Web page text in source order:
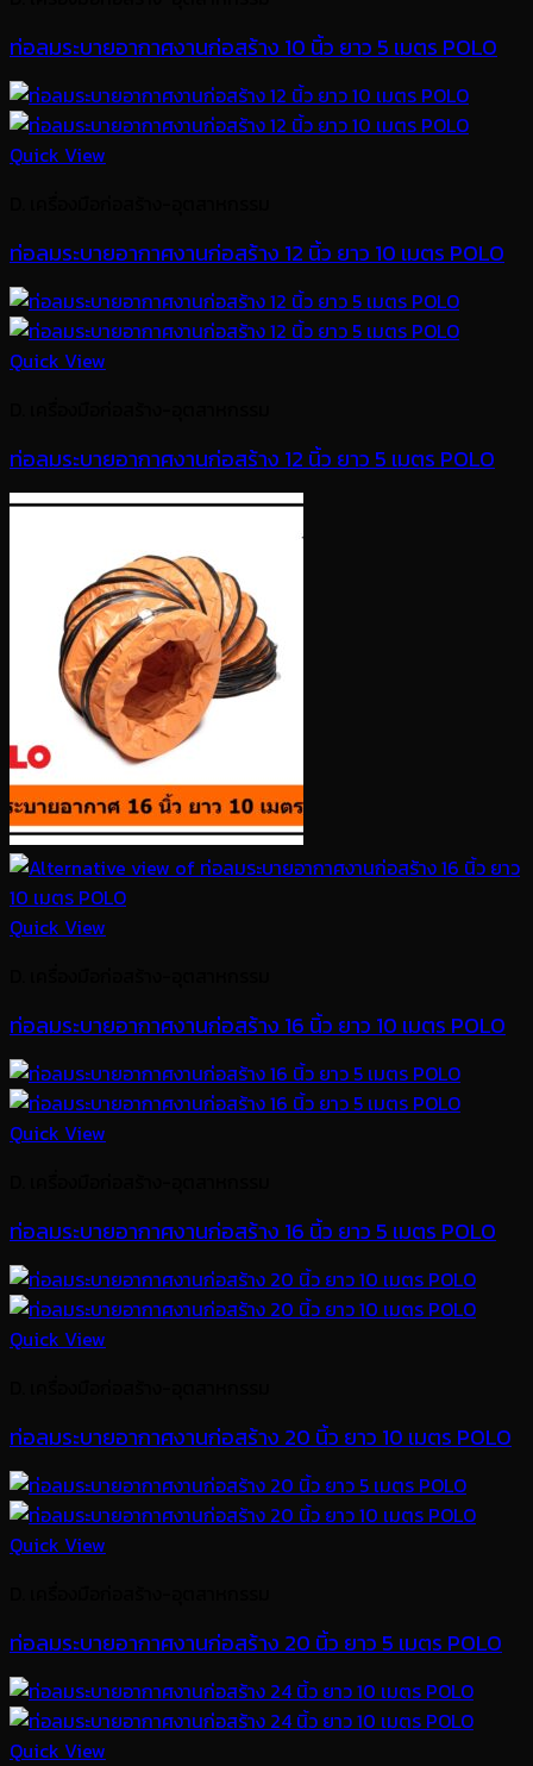
ท่อลมระบายอากาศงานก่อสร้าง 10 นิ้ว ยาว 5 เมตร POLO
Quick View
ท่อลมระบายอากาศงานก่อสร้าง 12 นิ้ว ยาว 10 เมตร POLO
Quick View
ท่อลมระบายอากาศงานก่อสร้าง 12 นิ้ว ยาว 5 เมตร POLO
Quick View
ท่อลมระบายอากาศงานก่อสร้าง 16 นิ้ว ยาว 10 เมตร POLO
Quick View
ท่อลมระบายอากาศงานก่อสร้าง 16 นิ้ว ยาว 5 เมตร POLO
Quick View
ท่อลมระบายอากาศงานก่อสร้าง 20 นิ้ว ยาว 10 เมตร POLO
Quick View
ท่อลมระบายอากาศงานก่อสร้าง 20 นิ้ว ยาว 5 เมตร POLO
Quick View